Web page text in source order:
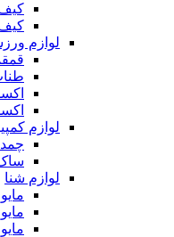
لوازم
لوازم
لوازم شنا